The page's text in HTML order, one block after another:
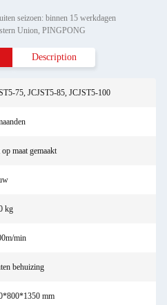
seizoen: binnen 15 werkdagen
Union, PINGPONG
Description
75, JCJST5-85, JCJST5-100
maat gemaakt
kg
min
behuizing
mm